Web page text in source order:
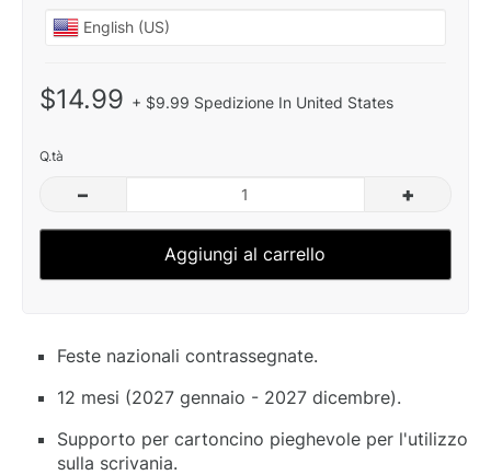
$14.99 + $9.99 Spedizione In United States
Q.tà
– +
Aggiungi al carrello
Feste nazionali contrassegnate.
12 mesi (2027 gennaio - 2027 dicembre).
Supporto per cartoncino pieghevole per l'utilizzo
sulla scrivania.